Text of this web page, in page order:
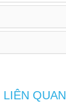
LIÊN QUAN